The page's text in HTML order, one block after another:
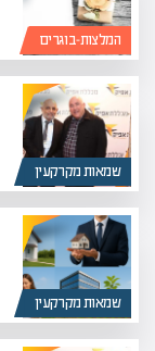
המלצות-בוגרים
שמאות מקרקעין
שמאות מקרקעין